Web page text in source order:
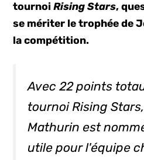
tournoiRising Stars,
se mériter le trophée de
la compétition.
Avec 22 points
tournoi Rising
Mathurin est
utile pour l'équipe